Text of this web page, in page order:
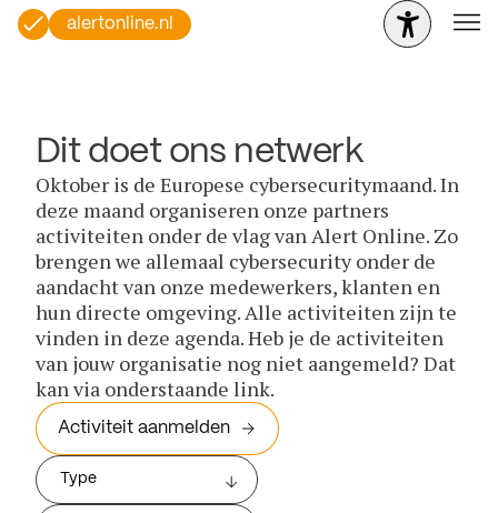
alertonline.nl
Dit doet ons netwerk
Oktober is de Europese cybersecuritymaand. In
deze maand organiseren onze partners
activiteiten onder de vlag van Alert Online. Zo
brengen we allemaal cybersecurity onder de
aandacht van onze medewerkers, klanten en
hun directe omgeving. Alle activiteiten zijn te
vinden in deze agenda. Heb je de activiteiten
van jouw organisatie nog niet aangemeld? Dat
kan via onderstaande link.
Activiteit aanmelden
Type